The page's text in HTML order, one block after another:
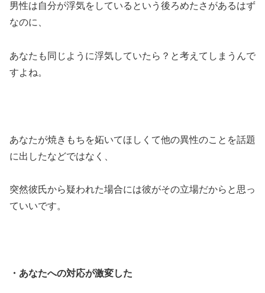
男性は自分が浮気をしているという後ろめたさがあるはず
なのに、
あなたも同じように浮気していたら？と考えてしまうんで
すよね。
あなたが焼きもちを妬いてほしくて他の異性のことを話題
に出したなどではなく、
突然彼氏から疑われた場合には彼がその立場だからと思っ
ていいです。
・あなたへの対応が激変した